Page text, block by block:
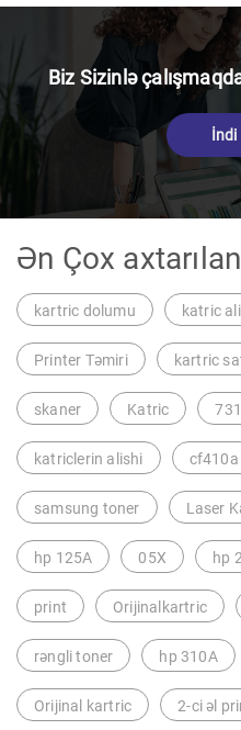
Biz Sizinlə
İndi
Ən Çox
kartric dolumu katric
Printer Təmiri kartric
skaner Katric
katriclerin alishi cf410a
samsung toner Laser
hp 125A 05X hp
print Orijinalkartric
rəngli toner hp 310A
Orijinal kartric 2-ci əl